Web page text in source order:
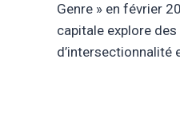
Genre » en février
capitale explore
d’intersectionnalité